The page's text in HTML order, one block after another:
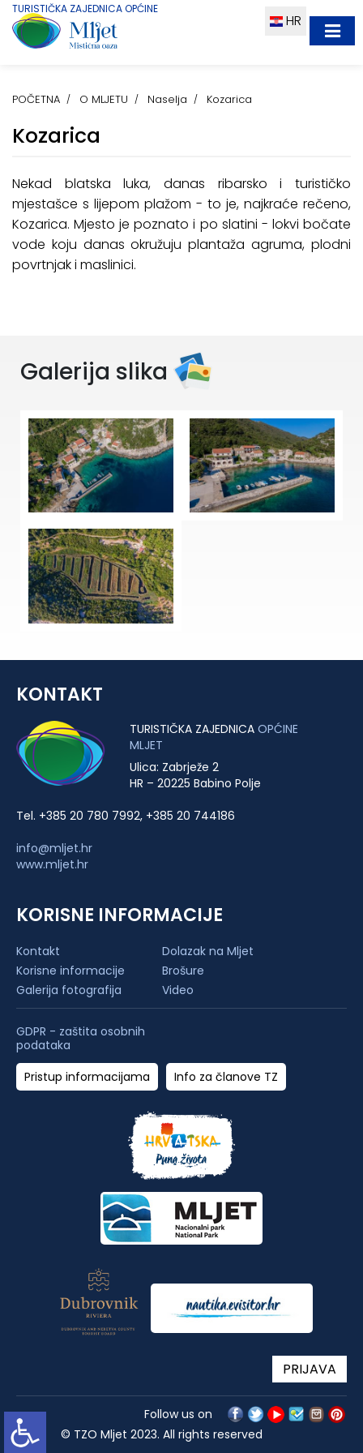
TURISTIČKA ZAJEDNICA OPĆINE
HR
POČETNA O MLJETU Naselja Kozarica
Kozarica
Nekad blatska luka, danas ribarsko i turističko
mjestašce s lijepom plažom - to je, najkraće rečeno,
Kozarica. Mjesto je poznato i po slatini - lokvi bočate
vode koju danas okružuju plantaža agruma, plodni
povrtnjak i maslinici.
Galerija slika
KONTAKT
TURISTIČKA ZAJEDNICA OPĆINE
MLJET
Ulica: Zabrježe 2
HR – 20225 Babino Polje
Tel. +385 20 780 7992, +385 20 744186
info@mljet.hr
www.mljet.hr
KORISNE INFORMACIJE
Kontakt
Dolazak na Mljet
Korisne informacije
Brošure
Galerija fotografija
Video
GDPR - zaštita osobnih
podataka
Pristup informacijama
Info za članove TZ
PRIJAVA
Follow us on
© TZO Mljet 2023. All rights reserved